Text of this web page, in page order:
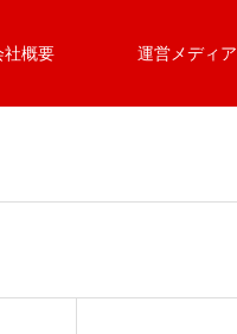
社概要 運営メディア